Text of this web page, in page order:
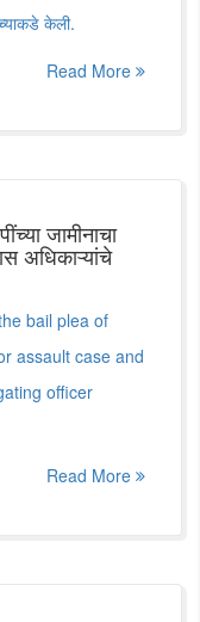
केली.
Read More
जामीनाचा
अधिकाऱ्यांचे
bail plea of
assault case and
officer
Read More